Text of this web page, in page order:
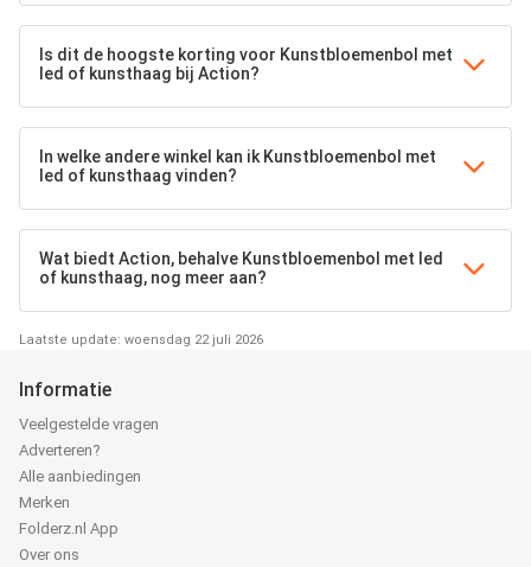
Is dit de hoogste korting voor Kunstbloemenbol met
led of kunsthaag bij Action?
In welke andere winkel kan ik Kunstbloemenbol met
led of kunsthaag vinden?
Wat biedt Action, behalve Kunstbloemenbol met led
of kunsthaag, nog meer aan?
Laatste update: woensdag 22 juli 2026
Informatie
Veelgestelde vragen
Adverteren?
Alle aanbiedingen
Merken
Folderz.nl App
Over ons